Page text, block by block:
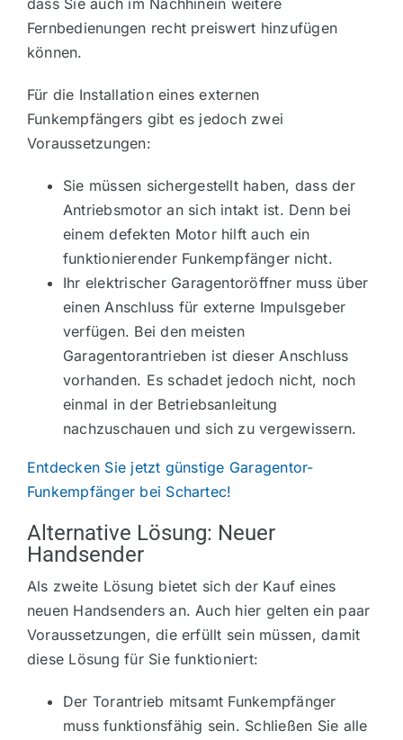
Fernbedienungen recht preiswert hinzufügen
können.
Für die Installation eines externen
Funkempfängers gibt es jedoch zwei
Voraussetzungen:
Sie müssen sichergestellt haben, dass der
Antriebsmotor an sich intakt ist. Denn bei
einem defekten Motor hilft auch ein
funktionierender Funkempfänger nicht.
Ihr elektrischer Garagentoröffner muss über
einen Anschluss für externe Impulsgeber
verfügen. Bei den meisten
Garagentorantrieben ist dieser Anschluss
vorhanden. Es schadet jedoch nicht, noch
einmal in der Betriebsanleitung
nachzuschauen und sich zu vergewissern.
Entdecken Sie jetzt günstige Garagentor-
Funkempfänger bei Schartec!
Alternative Lösung: Neuer
Handsender
Als zweite Lösung bietet sich der Kauf eines
neuen Handsenders an. Auch hier gelten ein paar
Voraussetzungen, die erfüllt sein müssen, damit
diese Lösung für Sie funktioniert:
Der Torantrieb mitsamt Funkempfänger
muss funktionsfähig sein. Schließen Sie alle